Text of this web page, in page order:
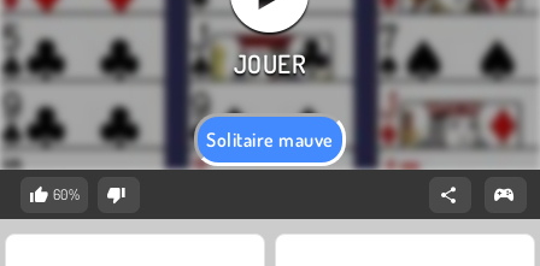
Solitaire mauve
60%